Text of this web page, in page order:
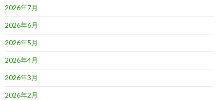
2026年7月
2026年6月
2026年5月
2026年4月
2026年3月
2026年2月